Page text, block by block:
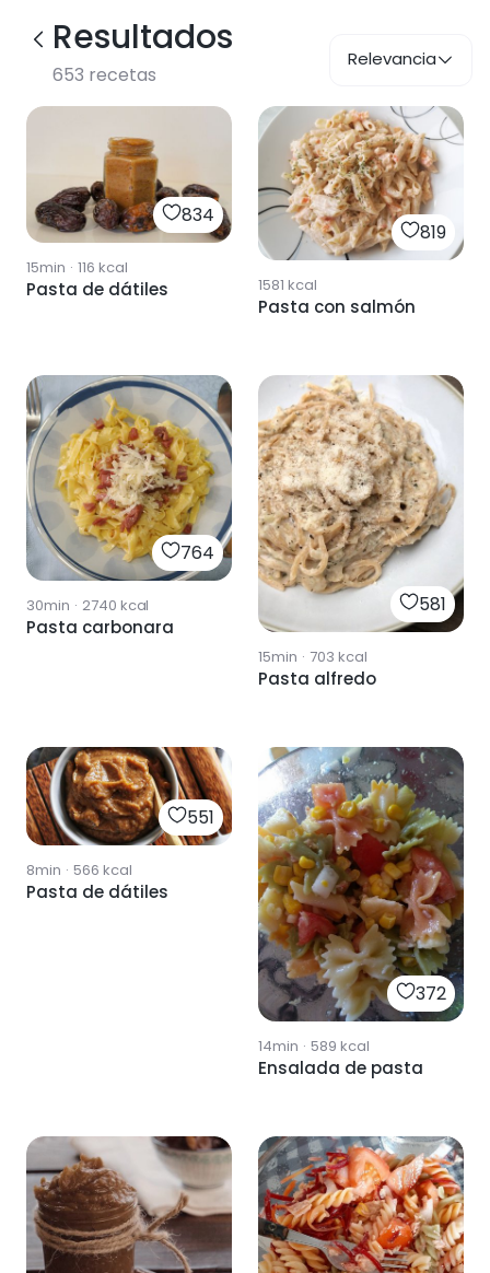
Resultados
653 recetas
Relevancia
834
15min · 116 kcal
Pasta de dátiles
819
1581 kcal
Pasta con salmón
764
30min · 2740 kcal
Pasta carbonara
581
15min · 703 kcal
Pasta alfredo
551
8min · 566 kcal
Pasta de dátiles
372
14min · 589 kcal
Ensalada de pasta